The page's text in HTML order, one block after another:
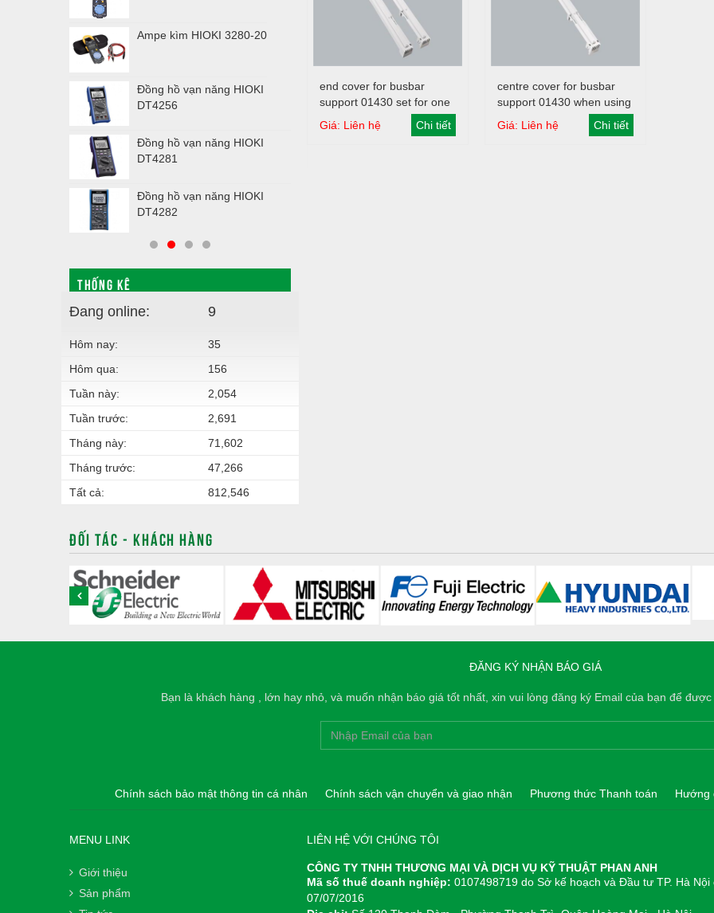
Giỏ hàng
end cover for busbar
support 01430 set for one
left and one right busbar
Giá: Liên hệ Chi tiết
Giỏ hàng
centre cover for busbar
support 01430 when using
the busbar support as a
centre support
Giá: Liên hệ Chi tiết
Ampe kìm HIOKI 3280-20
Đồng hồ vạn năng HIOKI
DT4256
Đồng hồ vạn năng HIOKI
DT4281
Đồng hồ vạn năng HIOKI
DT4282
Kyoritsu 2412
Kyoritsu 2434
Kyoritsu 2117R
Kyoritsu 2000
THỐNG KÊ
Đang online: 9
Hôm nay:
35
Hôm qua:
156
Tuần này:
2,054
Tuần trước:
2,691
Tháng này:
71,602
Tháng trước:
47,266
Tất cả:
812,546
ĐỐI TÁC - KHÁCH HÀNG
ĐĂNG KÝ NHẬN BÁO GIÁ
Bạn là khách hàng , lớn hay nhỏ, và muốn nhận báo giá tốt nhất, xin vui lòng đăng ký Email của bạn để
Chính sách bảo mật thông tin cá nhân Chính sách vận chuyển và giao nhận Phương thức Thanh toán Hướng
MENU LINK
Giới thiệu
Sản phẩm
LIÊN HỆ VỚI CHÚNG TÔI
CÔNG TY TNHH THƯƠNG MẠI VÀ DỊCH VỤ KỸ THUẬT PHAN ANH
Mã số thuế doanh nghiệp: 0107498719 do Sở kế hoạch và Đầu tư TP. Hà Nội
07/07/2016